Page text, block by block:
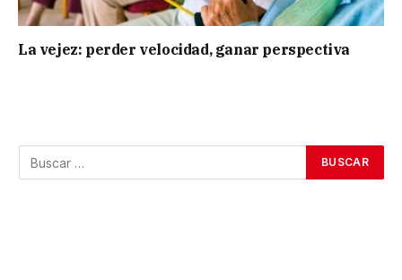
La vejez: perder velocidad, ganar perspectiva